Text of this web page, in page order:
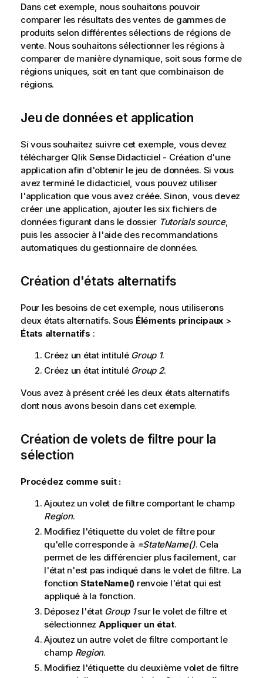
Dans cet exemple, nous souhaitons pouvoir
comparer les résultats des ventes de gammes de
produits selon différentes sélections de régions de
vente. Nous souhaitons sélectionner les régions à
comparer de manière dynamique, soit sous forme de
régions uniques, soit en tant que combinaison de
régions.
Jeu de données et application
Si vous souhaitez suivre cet exemple, vous devez
télécharger Qlik Sense Didacticiel - Création d'une
application afin d'obtenir le jeu de données. Si vous
avez terminé le didacticiel, vous pouvez utiliser
l'application que vous avez créée. Sinon, vous devez
créer une application, ajouter les six fichiers de
données figurant dans le dossier Tutorials source,
puis les associer à l'aide des recommandations
automatiques du gestionnaire de données.
Création d'états alternatifs
Pour les besoins de cet exemple, nous utiliserons
deux états alternatifs. Sous Éléments principaux >
États alternatifs :
Créez un état intitulé Group 1.
Créez un état intitulé Group 2.
Vous avez à présent créé les deux états alternatifs
dont nous avons besoin dans cet exemple.
Création de volets de filtre pour la
sélection
Procédez comme suit :
Ajoutez un volet de filtre comportant le champ
Region.
Modifiez l'étiquette du volet de filtre pour
qu'elle corresponde à =StateName(). Cela
permet de les différencier plus facilement, car
l'état n'est pas indiqué dans le volet de filtre. La
fonction StateName() renvoie l'état qui est
appliqué à la fonction.
Déposez l'état Group 1sur le volet de filtre et
sélectionnez Appliquer un état.
Ajoutez un autre volet de filtre comportant le
champ Region.
Modifiez l'étiquette du deuxième volet de filtre